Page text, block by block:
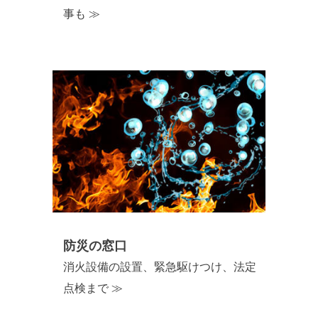
事も ≫
防災の窓口
消火設備の設置、緊急駆けつけ、法定
点検まで ≫